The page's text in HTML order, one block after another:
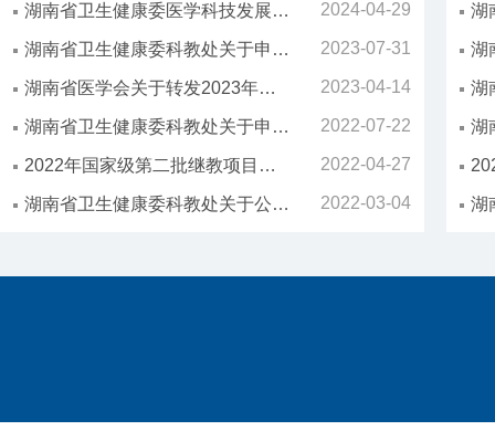
湖南省卫生健康委医学科技发展中心关于公布2024年国家级和省级继续医学教育项目的通知 2024-04-29
湖南省卫生健康委科教处关于申报2024年度国家级和省级继续医学教育项目的通知 2023-07-31
湖南省医学会关于转发2023年我省获批国家级继续医学教育项目和公布2023年省级继续医学教育项目的通知 2023-04-14
湖南省卫生健康委科教处关于申报2023年度国家级和省级继续医学教育项目的通知 2022-07-22
2022年国家级第二批继教项目（备案） 2022-04-27
湖南省卫生健康委科教处关于公布2022年国家级（第一批）和省级继续医学教育项目的通知 2022-03-04